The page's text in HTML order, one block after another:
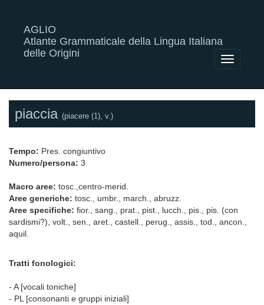
AGLIO
Atlante Grammaticale della Lingua Italiana
delle Origini
Toggle
piaccia (piacere (1), v.)
Tempo: Pres. congiuntivo
Numero/persona: 3
Macro aree: tosc.,centro-merid.
Aree generiche: tosc., umbr., march., abruzz.
Aree specifiche: fior., sang., prat., pist., lucch., pis., pis. (con
sardismi?), volt., sen., aret., castell., perug., assis., tod., ancon.,
aquil.
Tratti fonologici:
- A [vocali toniche]
- PL [consonanti e gruppi iniziali]